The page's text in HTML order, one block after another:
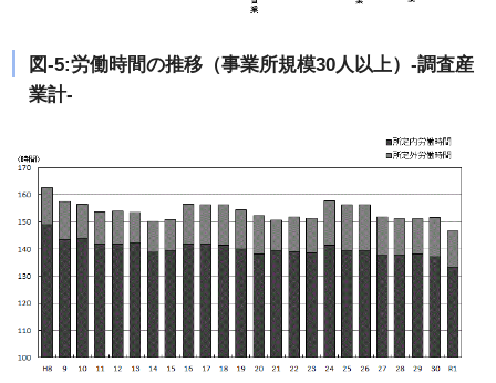
図-5:労働時間の推移（事業所規模30人以上）-調査産
業計-